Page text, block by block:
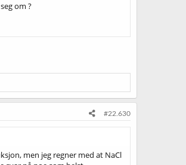
om ?
#22.630
men jeg regner med at NaCl